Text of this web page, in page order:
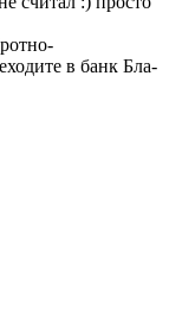
в банк Бла-